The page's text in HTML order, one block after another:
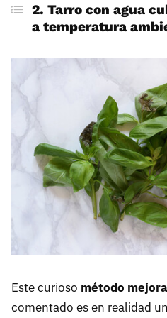
2. Tarro con agua
a temperatura
Este curioso método
comentado es en realidad